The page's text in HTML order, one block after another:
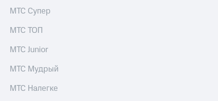
Регистратор
Реквизиты
Контакты
развитие
этика
На главную
МТС Супер
МТС ТОП
МТС Junior
МТС Мудрый
МТС Налегке